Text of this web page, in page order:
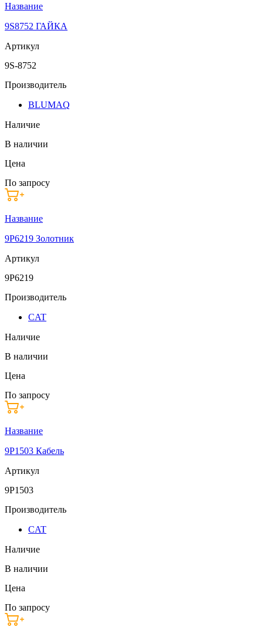
Название
9S8752 ГАЙКА
Артикул
9S-8752
Производитель
BLUMAQ
Наличие
В наличии
Цена
По запросу
Название
9P6219 Золотник
Артикул
9P6219
Производитель
CAT
Наличие
В наличии
Цена
По запросу
Название
9P1503 Кабель
Артикул
9P1503
Производитель
CAT
Наличие
В наличии
Цена
По запросу